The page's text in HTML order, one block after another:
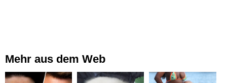
Mehr aus dem Web